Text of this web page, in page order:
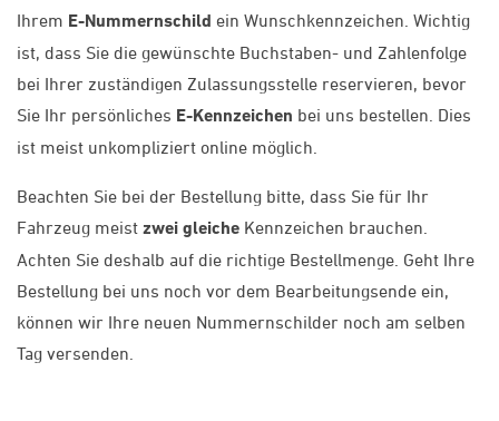
Ihrem E-Nummernschild ein Wunschkennzeichen. Wichtig
ist, dass Sie die gewünschte Buchstaben- und Zahlenfolge
bei Ihrer zuständigen Zulassungsstelle reservieren, bevor
Sie Ihr persönliches E-Kennzeichen bei uns bestellen. Dies
ist meist unkompliziert online möglich.
Beachten Sie bei der Bestellung bitte, dass Sie für Ihr
Fahrzeug meist zwei gleiche Kennzeichen brauchen.
Achten Sie deshalb auf die richtige Bestellmenge. Geht Ihre
Bestellung bei uns noch vor dem Bearbeitungsende ein,
können wir Ihre neuen Nummernschilder noch am selben
Tag versenden.